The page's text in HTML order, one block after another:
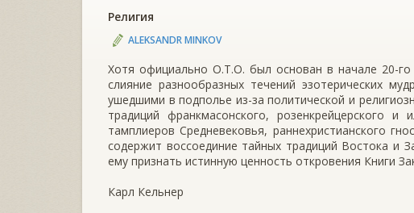
Религия
ALEKSANDR MINKOV
Хотя официально O.T.O. был основан в начале 20-
слияние разнообразных течений эзотерических
ушедшими в подполье из-за политической и
традиций франкмасонского, розенкрейцерского
тамплиеров Средневековья, раннехристианского
содержит воссоединие тайных традиций Востока и
ему признать истинную ценность откровения Книги
Карл Кельнер